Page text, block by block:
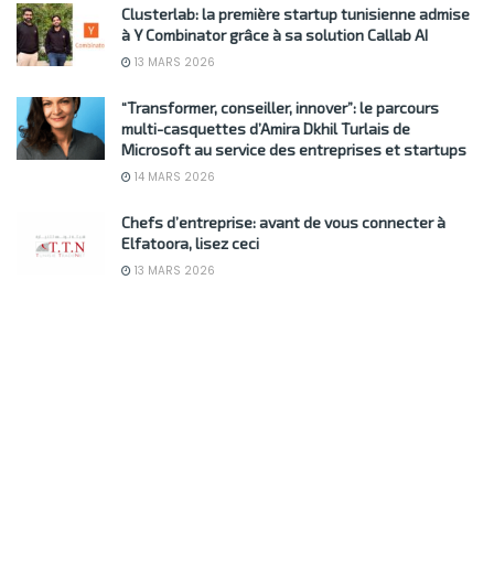
Clusterlab: la première startup tunisienne admise
à Y Combinator grâce à sa solution Callab AI
13 MARS 2026
“Transformer, conseiller, innover”: le parcours
multi-casquettes d’Amira Dkhil Turlais de
Microsoft au service des entreprises et startups
14 MARS 2026
Chefs d’entreprise: avant de vous connecter à
Elfatoora, lisez ceci
13 MARS 2026